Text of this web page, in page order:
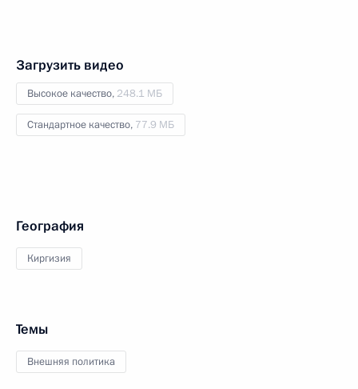
Загрузить видео
Высокое качество, 248.1 МБ
Стандартное качество, 77.9 МБ
География
Киргизия
Темы
Внешняя политика